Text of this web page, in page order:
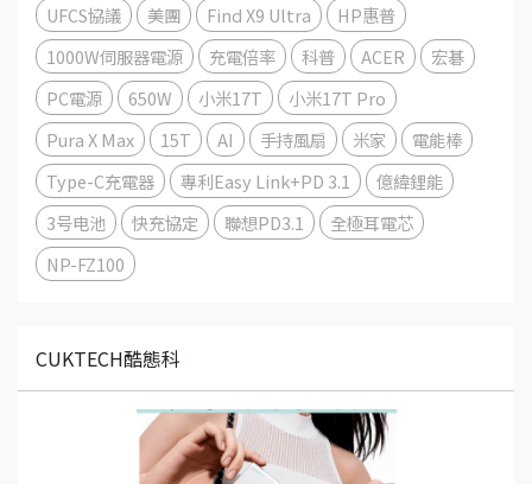
UFCS協議
美團 Find X9 Ultra
HP惠普
1000W伺服器電源
充電倍率 科普 ACER
宏碁
PC電源
650W 小米17T
小米17T Pro
Pura X Max
15T AI 手持風扇 米家
電能棒
Type-C充電器
專利Easy Link+PD 3.1
億緯鋰能
3号电池
快充協定 聯想PD3.1
全極耳電芯
NP-FZ100
CUKTECH酷態科